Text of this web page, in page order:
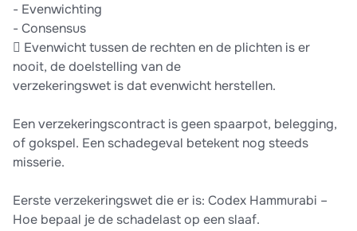
- Evenwichting
- Consensus
 Evenwicht tussen de rechten en de plichten is er
nooit, de doelstelling van de
verzekeringswet is dat evenwicht herstellen.
Een verzekeringscontract is geen spaarpot, belegging,
of gokspel. Een schadegeval betekent nog steeds
misserie.
Eerste verzekeringswet die er is: Codex Hammurabi –
Hoe bepaal je de schadelast op een slaaf.